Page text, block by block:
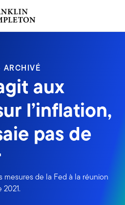
aux
l’inflation,
pas de
mesures de la Fed à la réunion
2021.